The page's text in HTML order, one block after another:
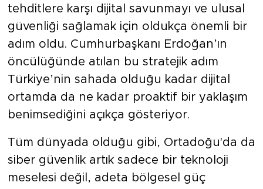
tehditlere karşı dijital savunmayı ve ulusal
güvenliği sağlamak için oldukça önemli bir
adım oldu. Cumhurbaşkanı Erdoğan’ın
öncülüğünde atılan bu stratejik adım
Türkiye’nin sahada olduğu kadar dijital
ortamda da ne kadar proaktif bir yaklaşım
benimsediğini açıkça gösteriyor.
Tüm dünyada olduğu gibi, Ortadoğu'da da
siber güvenlikartık sadece bir teknoloji
meselesi değil, adeta bölgesel güç